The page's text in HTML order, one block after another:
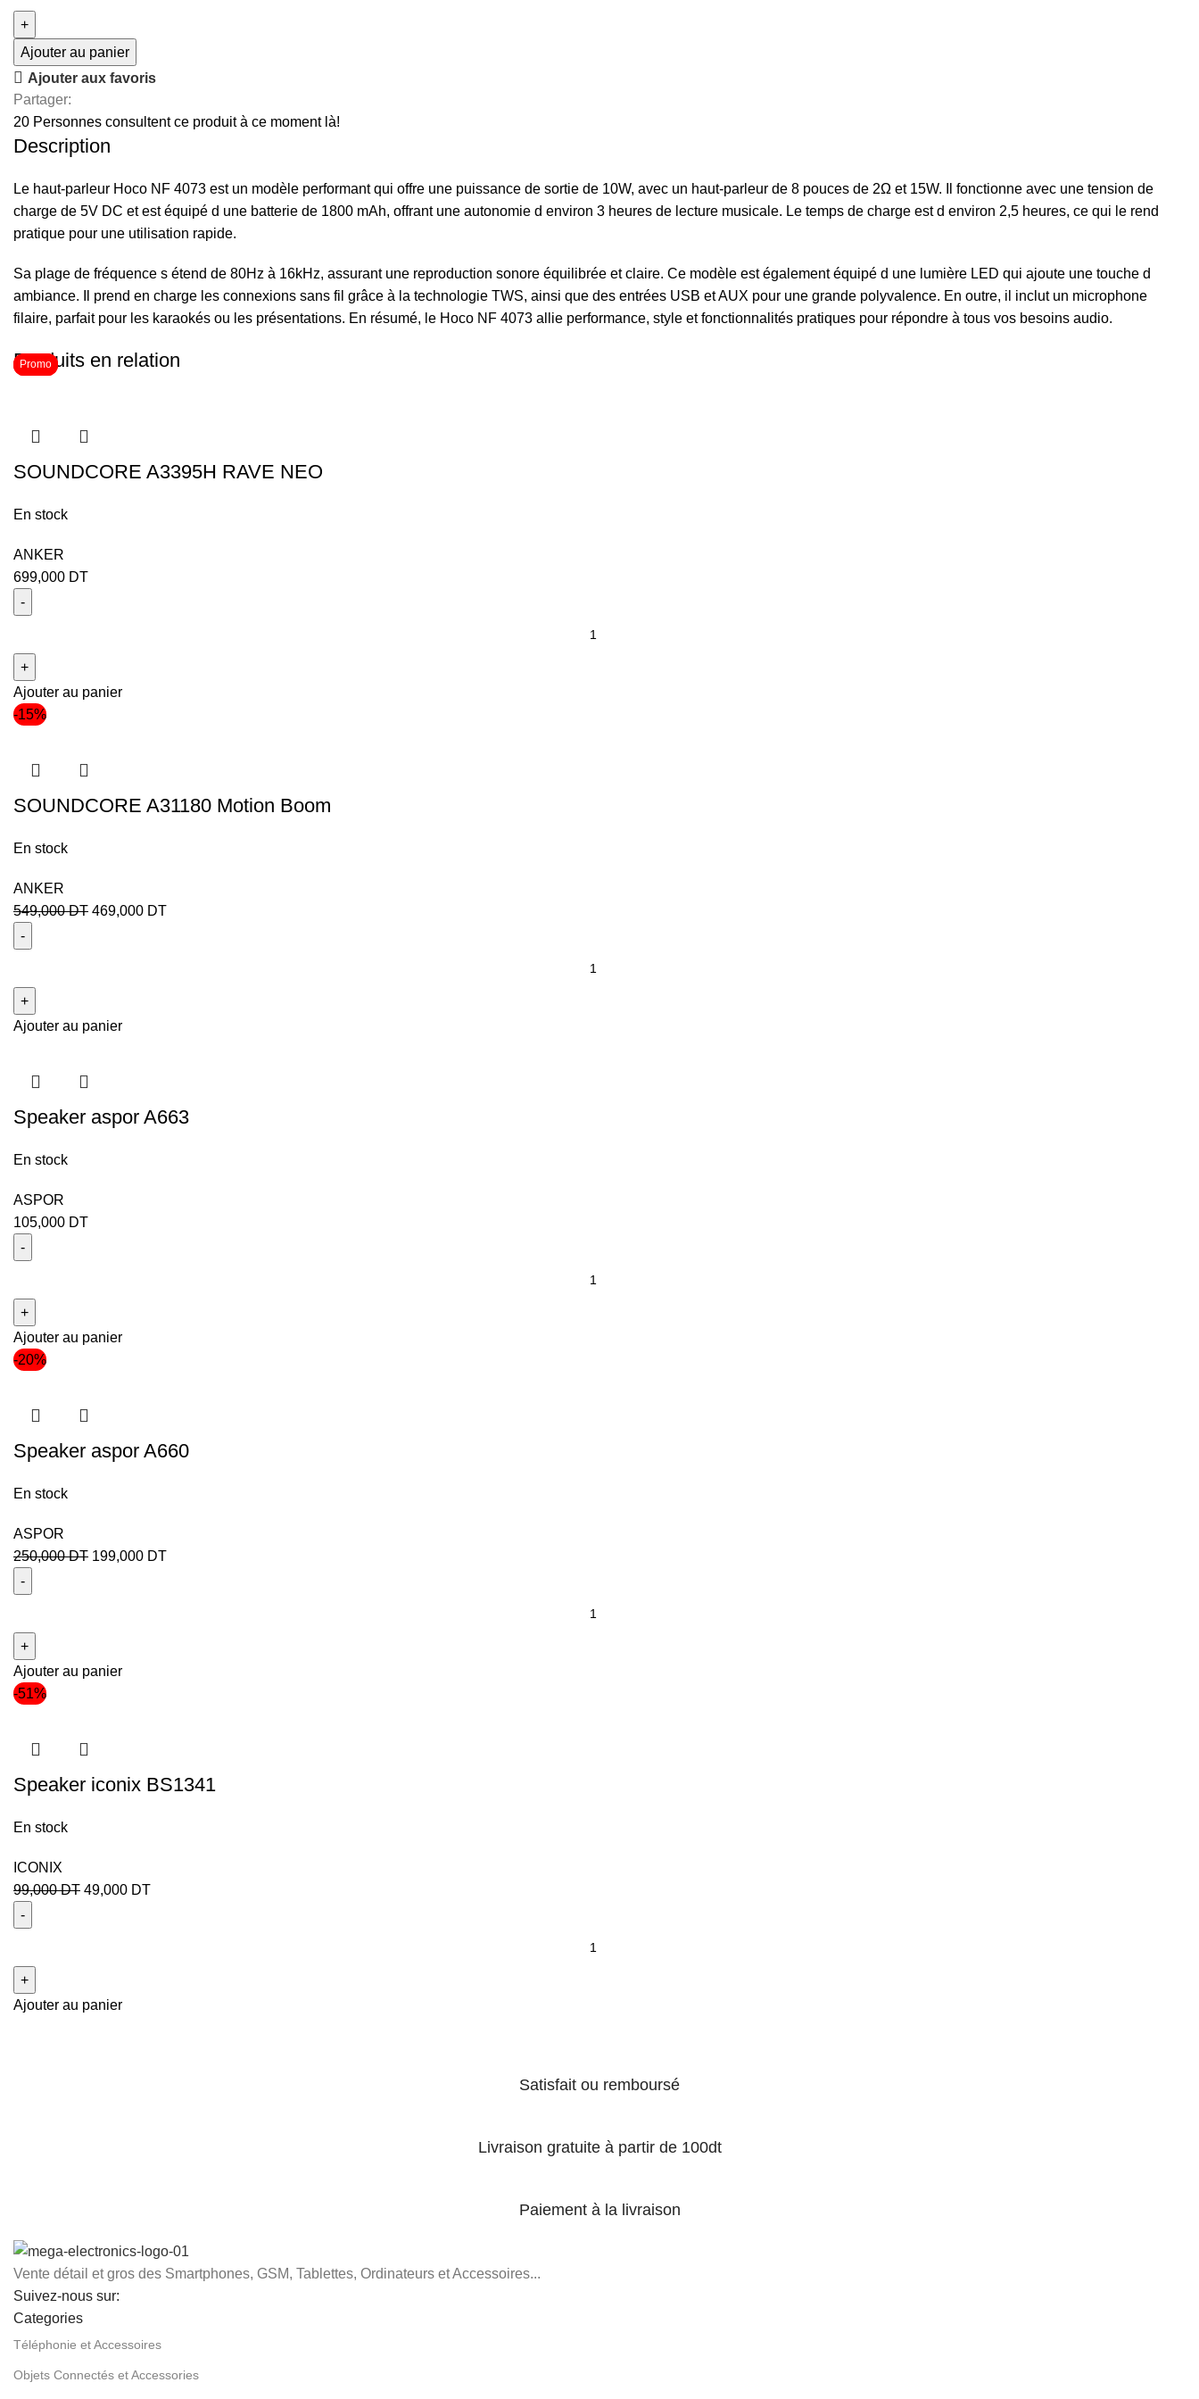
Ajouter au panier
Ajouter aux favoris
Partager:
20 Personnes consultent ce produit à ce moment là!
Description
Le haut-parleur Hoco NF 4073 est un modèle performant qui offre une puissance de sortie de 10W, avec un haut-parleur de 8 pouces de 2Ω et 15W. Il fonctionne avec une tension de
charge de 5V DC et est équipé d une batterie de 1800 mAh, offrant une autonomie d environ 3 heures de lecture musicale. Le temps de charge est d environ 2,5 heures, ce qui le rend
pratique pour une utilisation rapide.
Sa plage de fréquence s étend de 80Hz à 16kHz, assurant une reproduction sonore équilibrée et claire. Ce modèle est également équipé d une lumière LED qui ajoute une touche d
ambiance. Il prend en charge les connexions sans fil grâce à la technologie TWS, ainsi que des entrées USB et AUX pour une grande polyvalence. En outre, il inclut un microphone
filaire, parfait pour les karaokés ou les présentations. En résumé, le Hoco NF 4073 allie performance, style et fonctionnalités pratiques pour répondre à tous vos besoins audio.
Produits en relation
SOUNDCORE A3395H RAVE NEO
En stock
ANKER
699,000 DT
Ajouter au panier
-15%
Promo
SOUNDCORE A31180 Motion Boom
En stock
ANKER
549,000DT 469,000 DT
Ajouter au panier
Speaker aspor A663
En stock
ASPOR
105,000 DT
Ajouter au panier
-20%
Promo
Speaker aspor A660
En stock
ASPOR
250,000DT 199,000 DT
Ajouter au panier
-51%
Promo
Speaker iconix BS1341
En stock
ICONIX
99,000DT 49,000 DT
Ajouter au panier
Satisfait ou remboursé
Livraison gratuite à partir de 100dt
Paiement à la livraison
Vente détail et gros des Smartphones, GSM, Tablettes, Ordinateurs et Accessoires...
Suivez-nous sur:
Categories
Téléphonie et Accessoires
Objets Connectés et Accessories